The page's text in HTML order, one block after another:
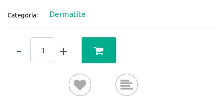
Categoria: Dermatite